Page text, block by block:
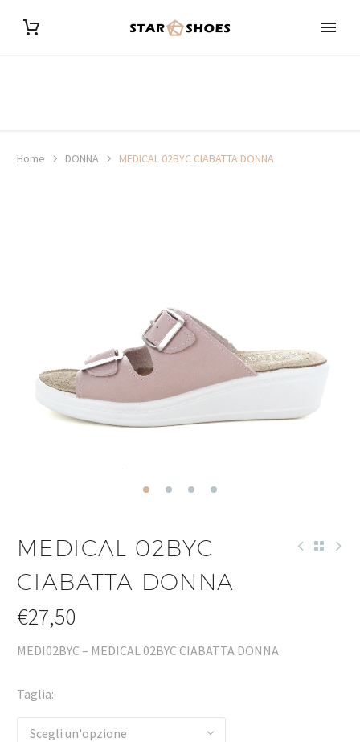
Home DONNA MEDICAL 02BYC CIABATTA DONNA
MEDICAL 02BYC
CIABATTA DONNA
€27,50
MEDI02BYC – MEDICAL 02BYC CIABATTA DONNA
Taglia
Scegli un'opzione